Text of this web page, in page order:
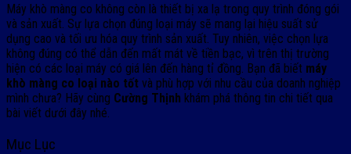
Máy khò màng co không còn là thiết bị xa lạ trong quy trình đóng gói
và sản xuất. Sự lựa chọn đúng loại máy sẽ mang lại hiệu suất sử
dụng cao và tối ưu hóa quy trình sản xuất. Tuy nhiên, việc chọn lựa
không đúng có thể dẫn đến mất mát về tiền bạc, vì trên thị trường
hiện có các loại máy có giá lên đến hàng tỉ đồng. Bạn đã biết máy
khò màng co loại nào tốt và phù hợp với nhu cầu của doanh nghiệp
mình chưa? Hãy cùng Cường Thịnh khám phá thông tin chi tiết qua
bài viết dưới đây nhé.
Mục Lục